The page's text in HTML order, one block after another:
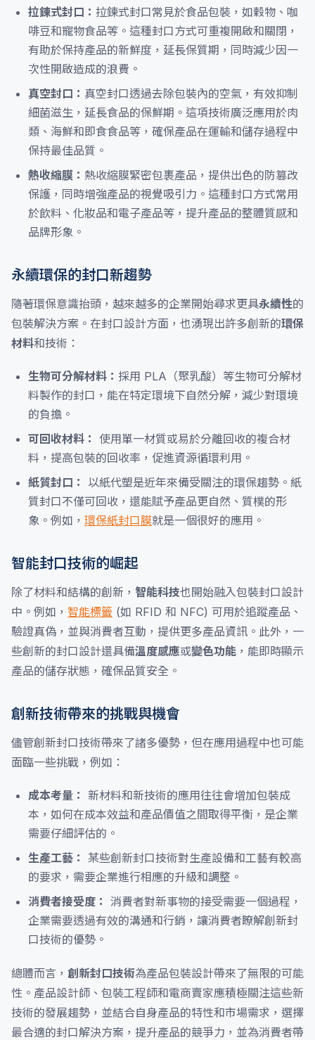
拉鍊式封口： 拉鍊式封口常見於食品包裝，如穀物、咖
啡豆和寵物食品等。這種封口方式可重複開啟和關閉，
有助於保持產品的新鮮度，延長保質期，同時減少因一
次性開啟造成的浪費。
真空封口： 真空封口透過去除包裝內的空氣，有效抑制
細菌滋生，延長食品的保鮮期。這項技術廣泛應用於肉
類、海鮮和即食食品等，確保產品在運輸和儲存過程中
保持最佳品質。
熱收縮膜： 熱收縮膜緊密包裹產品，提供出色的防篡改
保護，同時增強產品的視覺吸引力。這種封口方式常用
於飲料、化妝品和電子產品等，提升產品的整體質感和
品牌形象。
永續環保的封口新趨勢
隨著環保意識抬頭，越來越多的企業開始尋求更具永續性的
包裝解決方案。在封口設計方面，也湧現出許多創新的環保
材料和技術：
生物可分解材料： 採用 PLA（聚乳酸）等生物可分解材
料製作的封口，能在特定環境下自然分解，減少對環境
的負擔。
可回收材料： 使用單一材質或易於分離回收的複合材
料，提高包裝的回收率，促進資源循環利用。
紙質封口：
以紙代塑是近年來備受關注的環保趨勢。紙
質封口不僅可回收，還能賦予產品更自然、質樸的形
象。例如， 環保紙封口膜就是一個很好的應用。
智能封口技術的崛起
除了材料和結構的創新， 智能科技也開始融入包裝封口設計
中。例如， 智能標籤 (如 RFID 和 NFC) 可用於追蹤產品、
驗證真偽，並與消費者互動，提供更多產品資訊。此外，一
些創新的封口設計還具備溫度感應或變色功能 ，能即時顯示
產品的儲存狀態，確保品質安全。
創新技術帶來的挑戰與機會
儘管創新封口技術帶來了諸多優勢，但在應用過程中也可能
面臨一些挑戰，例如：
成本考量： 新材料和新技術的應用往往會增加包裝成
本，如何在成本效益和產品價值之間取得平衡，是企業
需要仔細評估的。
生產工藝： 某些創新封口技術對生產設備和工藝有較高
的要求，需要企業進行相應的升級和調整。
消費者接受度： 消費者對新事物的接受需要一個過程，
企業需要透過有效的溝通和行銷，讓消費者瞭解創新封
口技術的優勢。
總體而言， 創新封口技術為產品包裝設計帶來了無限的可能
性。產品設計師、包裝工程師和電商賣家應積極關注這些新
技術的發展趨勢，並結合自身產品的特性和市場需求，選擇
最合適的封口解決方案，提升產品的競爭力，並為消費者帶